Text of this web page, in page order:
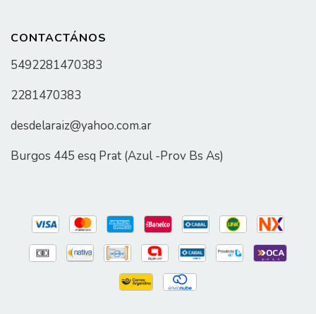
CONTACTÁNOS
5492281470383
2281470383
desdelaraiz@yahoo.com.ar
Burgos 445 esq Prat (Azul -Prov Bs As)